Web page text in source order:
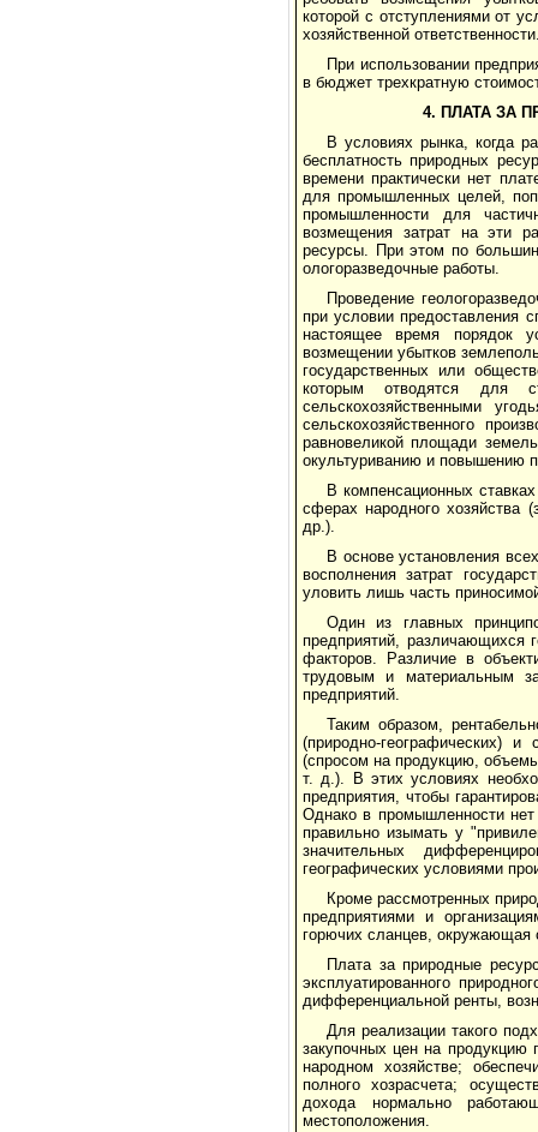
которой с отступлени­ями от
хозяйственной
При использовании
в бюджет трехкратную
4. ПЛАТА ЗА
В условиях рынка, когда
бесплатность природных
времени практически нет
для промышленных целей,
промышленности для
возмещения затрат на эти
ресурсы. При этом по
ологоразведочные работы.
Проведение
при условии предоставления
настоящее время порядок
возмещении убытков
государственных или
которым отводятся для
сельскохозяйственными
сельскохо­зяйственного
равновеликой площади
окультуриванию и повышению
В компенсационных
сферах народ­ного хозяйства
др.).
В основе установления
восполнения затрат
уловить лишь часть
Один из главных
предприятий, раз­личающихся
факторов. Различие в
трудовым и материальным
предприятий.
Таким образом,
(природ­но-географических)
(спросом на продукцию,
т. д.). В этих условиях
предприятия, чтобы
Однако в промышленности
правильно изы­мать у
значительных
географических условиями
Кроме рассмотренных
предприятия­ми и
горючих сланцев, окружающая
Плата за природные
эксплуатированного
дифференциальной ренты,
Для реализации такого
закупочных цен на продукцию
народном хозяйстве;
полного хозрасчета;
дохода нормально
местоположения.